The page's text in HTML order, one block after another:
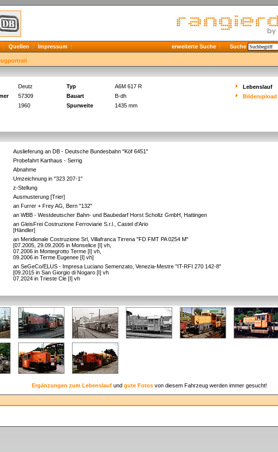
Quellen Impressum erweiterte Suche Suche
Deutz Typ A6M 617 R
Lebenslauf
57309 Bauart B-dh
Bilderupload
1960 Spurweite 1435 mm
Auslieferung an DB - Deutsche Bundesbahn "Köf 6451"
Probefahrt Karthaus - Serrig
Abnahme
Umzeichnung in "323 207-1"
z-Stellung
Ausmusterung [Trier]
an Furrer + Frey AG, Bern "132"
an WBB - Westdeutscher Bahn- und Baubedarf Horst Scholtz GmbH, Hattingen
an GleisFrei Costruzione Ferroviarie S.r.l., Castel d'Ario
[Händler]
an Meridionale Costruzione Srl, Villafranca Tirrena "FD FMT PA 0254 M"
[07.2005, 29.09.2005 in Monselice [I] vh,
07.2006 in Montegrotto Terme [I] vh,
09.2006 in Terme Eugenee [I] vh]
an SeGeCo/ELUS - Impresa Luciano Semenzato, Venezia-Mestre "IT-RFI 270 142-8"
[09.2015 in San Giorgio di Nogaro [I] vh
07.2024 in Trieste Cle [I] vh
Ergänzungen zum Lebenslaufund gute Fotosvon diesem Fahrzeug werden immer gesucht!